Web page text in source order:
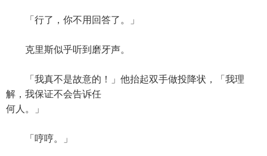
「行了，你不用回答了。」
克里斯似乎听到磨牙声。
「我真不是故意的！」他抬起双手做投降状，「我理
解，我保证不会告诉任
何人。」
「哼哼。」